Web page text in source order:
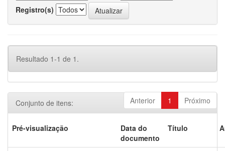
Registro(s)
Resultado 1-1 de 1.
Anterior 1 Próximo
Conjunto de itens:
Pré-visualização
Data do
documento
Título